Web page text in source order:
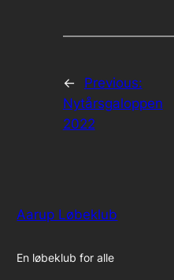
←
Previous:
Nytårsgaloppen
2022
Aarup Løbeklub
En løbeklub for alle